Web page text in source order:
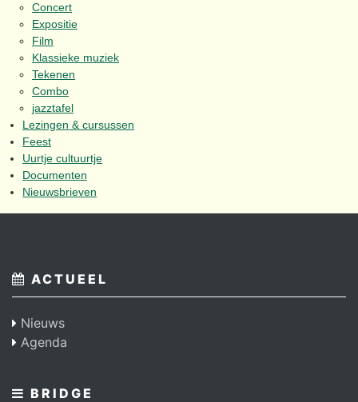
Concert
Expositie
Film
Klassieke muziek
Tekenen
Combo
jazztafel
Lezingen & cursussen
Feest
Uurtje cultuurtje
Documenten
Nieuwsbrieven
ACTUEEL
Nieuws
Agenda
BRIDGE